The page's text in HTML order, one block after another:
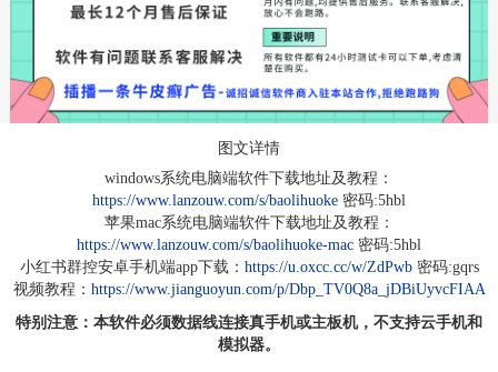
图文详情
windows系统电脑端软件下载地址及教程：
https://www.lanzouw.com/s/baolihuoke 密码:5hbl
苹果mac系统电脑端软件下载地址及教程：
https://www.lanzouw.com/s/baolihuoke-mac 密码:5hbl
小红书群控安卓手机端app下载： https://u.oxcc.cc/w/ZdPwb密码:gqrs
视频教程： https://www.jianguoyun.com/p/Dbp_TV0Q8a_jDBiUyvcFIAA
特别注意：本软件必须数据线连接真手机或主板机，不支持云手机和
模拟器。